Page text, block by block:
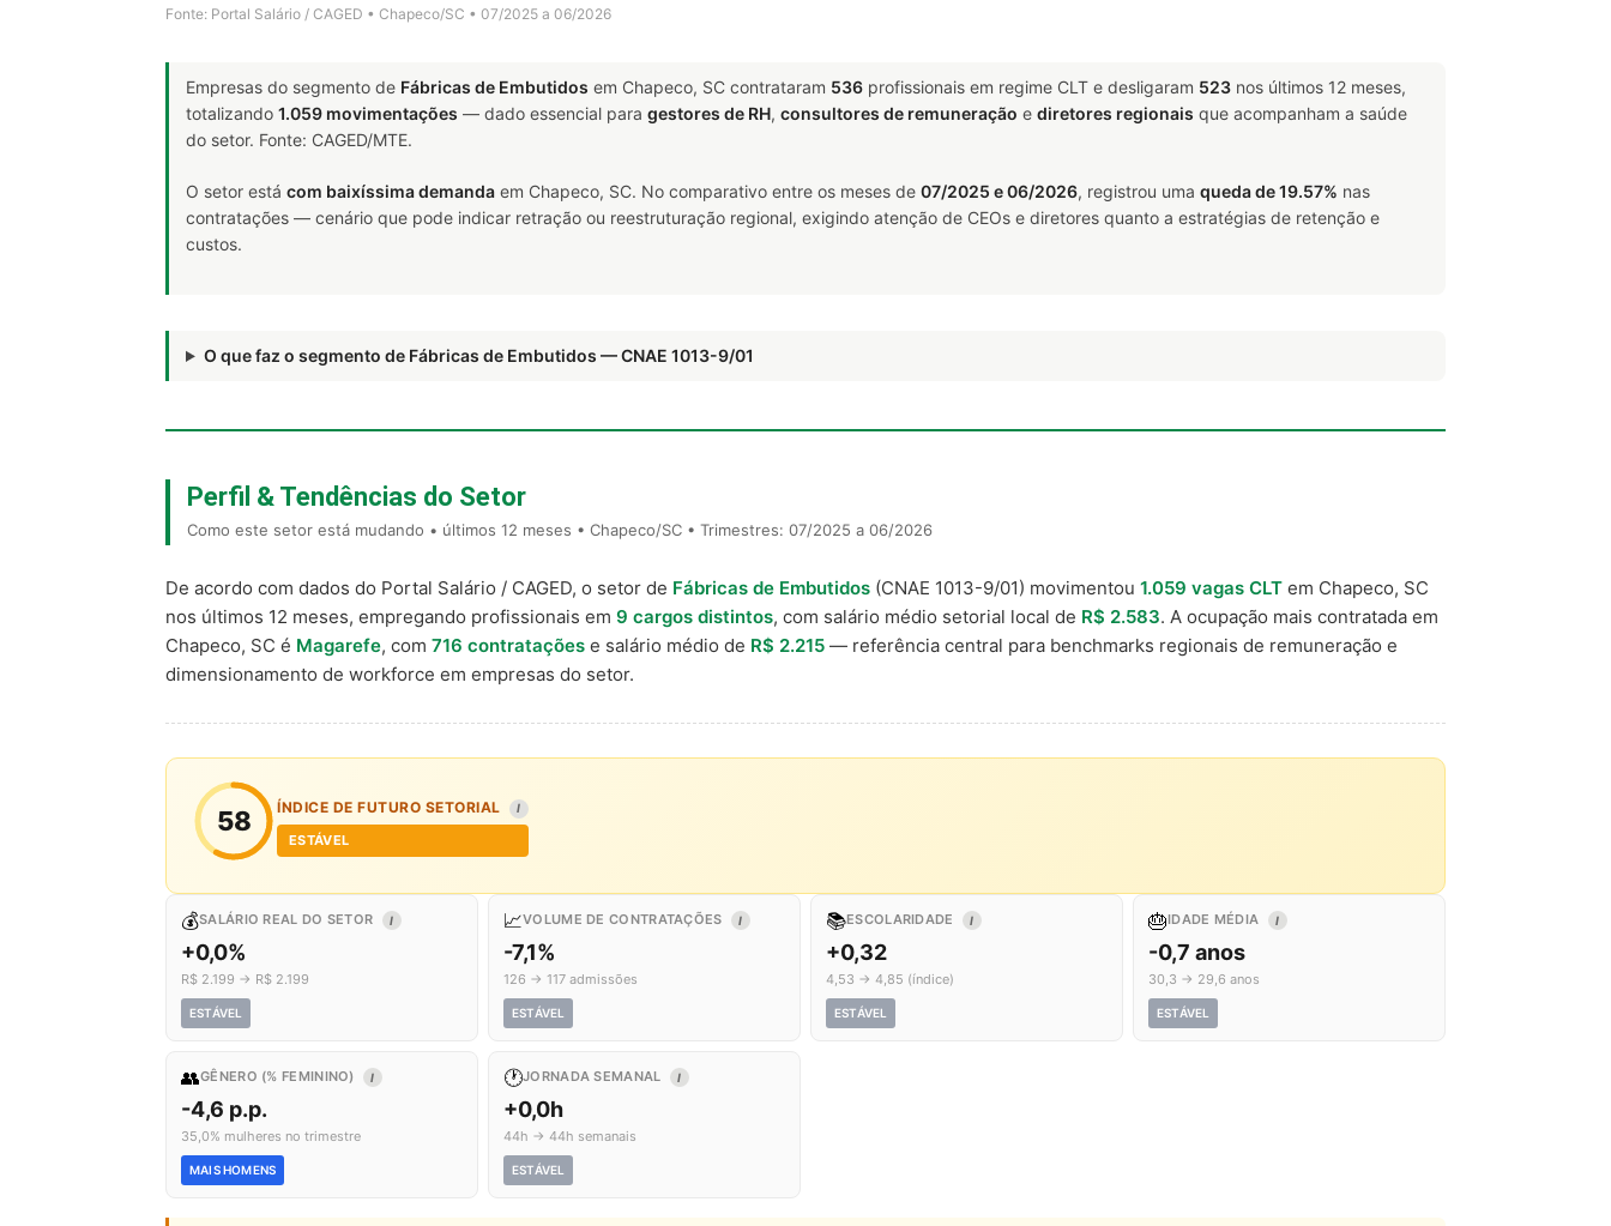
Fonte: Portal Salário / CAGED • Chapeco/SC • 07/2025 a 06/2026
Empresas do segmento de Fábricas de Embutidos em Chapeco, SC contrataram 536 profissionais em regime CLT e desligaram 523 nos últimos 12 meses,
totalizando 1.059 movimentações — dado essencial para gestores de RH, consultores de remuneração e diretores regionais que acompanham a saúde
do setor. Fonte: CAGED/MTE.
O setor está com baixíssima demanda em Chapeco, SC. No comparativo entre os meses de 07/2025 e 06/2026, registrou uma queda de 19.57% nas
contratações — cenário que pode indicar retração ou reestruturação regional, exigindo atenção de CEOs e diretores quanto a estratégias de retenção e
custos.
O que faz o segmento de Fábricas de Embutidos — CNAE 1013-9/01
Perfil & Tendências do Setor
Como este setor está mudando • últimos 12 meses • Chapeco/SC • Trimestres: 07/2025 a 06/2026
De acordo com dados do Portal Salário / CAGED, o setor de Fábricas de Embutidos (CNAE 1013-9/01) movimentou 1.059 vagas CLT em Chapeco, SC
nos últimos 12 meses, empregando profissionais em 9 cargos distintos, com salário médio setorial local de R$ 2.583. A ocupação mais contratada em
Chapeco, SC é Magarefe, com 716 contratações e salário médio de R$ 2.215 — referência central para benchmarks regionais de remuneração e
dimensionamento de workforce em empresas do setor.
58 ÍNDICE DE FUTURO SETORIAL I
ESTÁVEL
💰SALÁRIO REAL DO SETOR I
+0,0%
R$ 2.199 → R$ 2.199
ESTÁVEL
📈VOLUME DE CONTRATAÇÕES I
-7,1%
126 → 117 admissões
ESTÁVEL
📚ESCOLARIDADE I
+0,32
4,53 → 4,85 (índice)
ESTÁVEL
🎂IDADE MÉDIA I
-0,7 anos
30,3 → 29,6 anos
ESTÁVEL
👥GÊNERO (% FEMININO) I
-4,6 p.p.
35,0% mulheres no trimestre
MAIS HOMENS
🕐JORNADA SEMANAL I
+0,0h
44h → 44h semanais
ESTÁVEL